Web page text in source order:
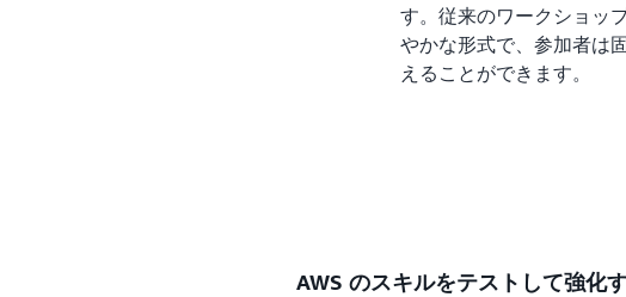
す。従来のワークショッ
やかな形式で、参加者は
えることができます。
AWS のスキルをテストして強化